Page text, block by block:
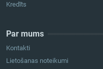
Kredīts
Par mums
Kontakti
Lietošanas noteikumi